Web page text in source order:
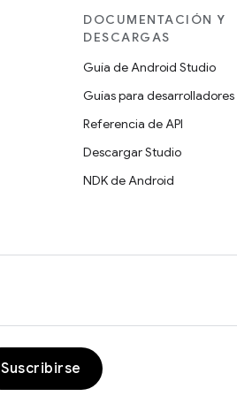
DOCUMENTACIÓN Y
DESCARGAS
Guía de Android Studio
Guías para desarrolladores
Referencia de API
Descargar Studio
NDK de Android
Suscribirse